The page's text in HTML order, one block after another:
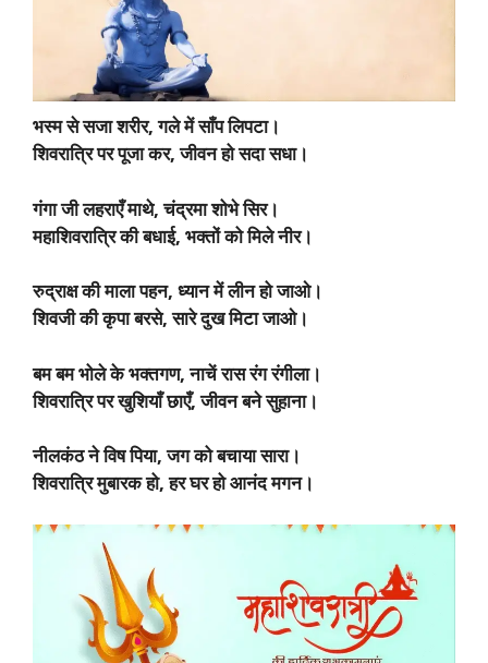
भस्म से सजा शरीर, गले में साँप लिपटा।
शिवरात्रि पर पूजा कर, जीवन हो सदा सधा।
गंगा जी लहराएँ माथे, चंद्रमा शोभे सिर।
महाशिवरात्रि की बधाई, भक्तों को मिले नीर।
रुद्राक्ष की माला पहन, ध्यान में लीन हो जाओ।
शिवजी की कृपा बरसे, सारे दुख मिटा जाओ।
बम बम भोले के भक्तगण, नाचें रास रंग रंगीला।
शिवरात्रि पर खुशियाँ छाएँ, जीवन बने सुहाना।
नीलकंठ ने विष पिया, जग को बचाया सारा।
शिवरात्रि मुबारक हो, हर घर हो आनंद मगन।